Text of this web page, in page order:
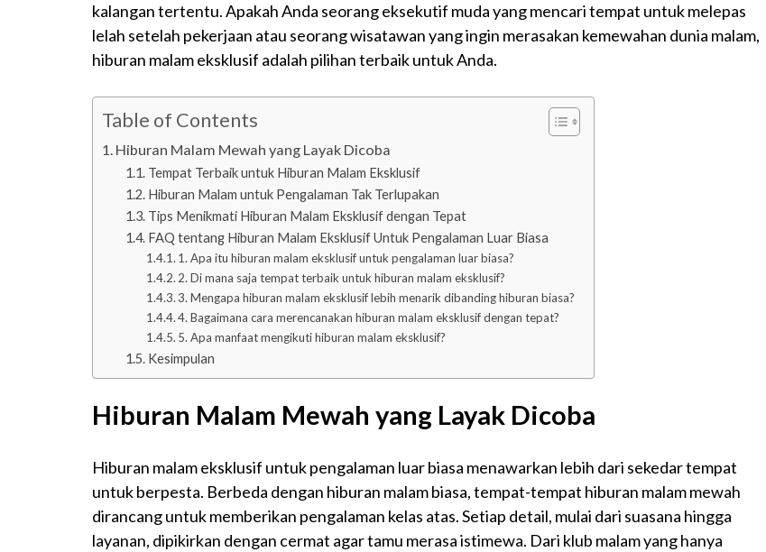
kalangan tertentu. Apakah Anda seorang eksekutif muda yang mencari tempat untuk melepas
lelah setelah pekerjaan atau seorang wisatawan yang ingin merasakan kemewahan dunia malam,
hiburan malam eksklusif adalah pilihan terbaik untuk Anda.
Table of Contents
Hiburan Malam Mewah yang Layak Dicoba
Tempat Terbaik untuk Hiburan Malam Eksklusif
Hiburan Malam untuk Pengalaman Tak Terlupakan
Tips Menikmati Hiburan Malam Eksklusif dengan Tepat
FAQ tentang Hiburan Malam Eksklusif Untuk Pengalaman Luar Biasa
1. Apa itu hiburan malam eksklusif untuk pengalaman luar biasa?
2. Di mana saja tempat terbaik untuk hiburan malam eksklusif?
3. Mengapa hiburan malam eksklusif lebih menarik dibanding hiburan biasa?
4. Bagaimana cara merencanakan hiburan malam eksklusif dengan tepat?
5. Apa manfaat mengikuti hiburan malam eksklusif?
Kesimpulan
Hiburan Malam Mewah yang Layak Dicoba
Hiburan malam eksklusif untuk pengalaman luar biasa menawarkan lebih dari sekedar tempat
untuk berpesta. Berbeda dengan hiburan malam biasa, tempat-tempat hiburan malam mewah
dirancang untuk memberikan pengalaman kelas atas. Setiap detail, mulai dari suasana hingga
layanan, dipikirkan dengan cermat agar tamu merasa istimewa. Dari klub malam yang hanya